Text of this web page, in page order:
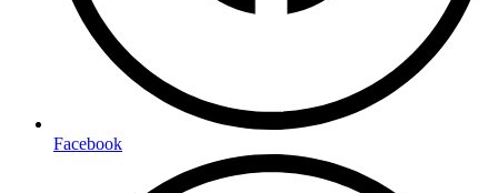
Facebook